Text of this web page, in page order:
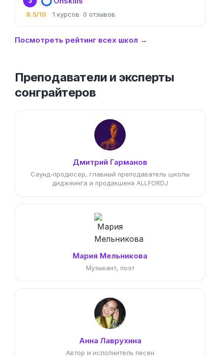
8.5/10 1 0
Посмотреть рейтинг всех школ →
Преподаватели и эксперты
сонграйтеров
Дмитрий Гарманов
Саунд-продюсер, главный преподаватель школы
диджеинга и продакшена ALLFORDJ
Мария Мельникова
Музыкант, поэт
Анна Лаврухина
Автор и исполнитель песен